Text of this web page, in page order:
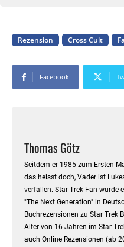
Rezension Cross Cult
Facebook
Thomas Götz
Seitdem er 1985 zum Ersten
das heisst doch, Vader ist
verfallen. Star Trek Fan wurde
"The Next Generation" in
Buchrezensionen zu Star Trek
Alter von 16 Jahren im Star
auch Online Rezensionen (ab